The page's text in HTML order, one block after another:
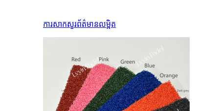
ការសាកសួរព័ត៌មានលម្អិត